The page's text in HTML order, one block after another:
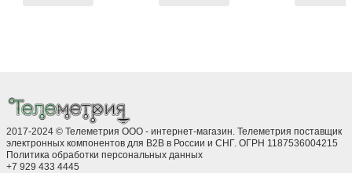
2017-2024 © Телеметрия ООО - интернет-магазин. Телеметрия поставщик
электронных компонентов для B2B в России и СНГ. ОГРН 1187536004215
Политика обработки персональных данных
+7 929 433 4445